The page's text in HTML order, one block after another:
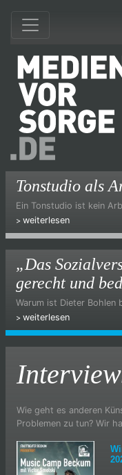
Tonstudio als
Ein Tonstudio ist kein
weiterlesen
„Das
gerecht und
Warum ist Dieter Bohlen
weiterlesen
Wie geht es anderen
Problemen zu tun? Wir